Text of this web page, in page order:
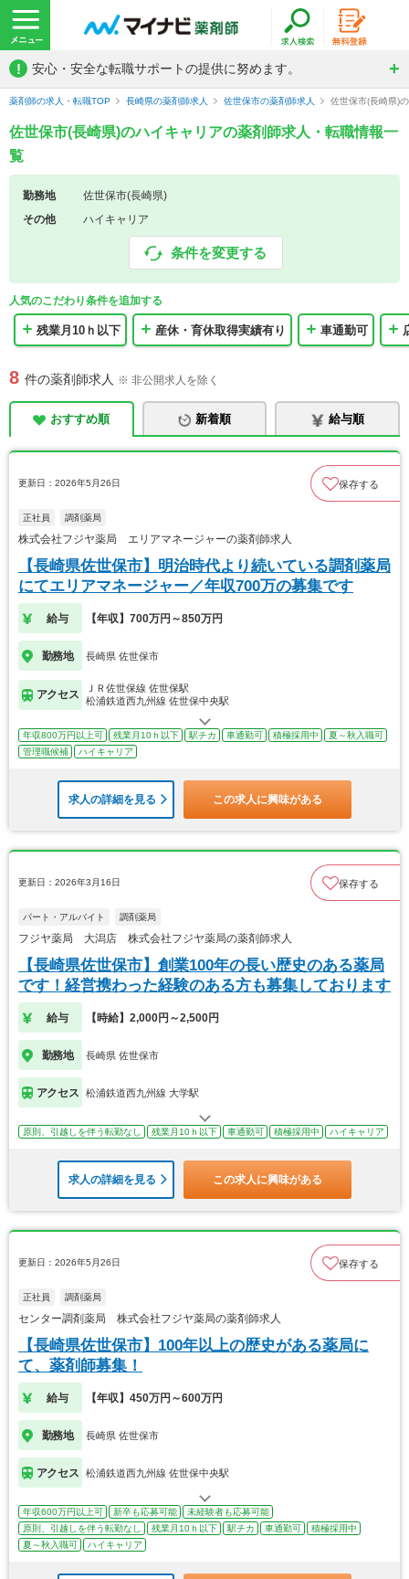
! 安心・安全な転職サポートの提供に努めます。
薬剤師の求人・転職TOP 長崎県の薬剤師求人 佐世保市の薬剤師求人 佐世保市(長崎県)
佐世保市(長崎県)のハイキャリアの薬剤師求人・転職情報一
覧
勤務地
佐世保市(長崎県)
その他
ハイキャリア
条件を変更する
人気のこだわり条件を追加する
残業月10ｈ以下 産休・育休取得実績有り 車通勤可
8 件の薬剤師求人 ※ 非公開求人を除く
おすすめ順 新着順 給与順
更新日：2026年5月26日 保存する
正社員 調剤薬局
株式会社フジヤ薬局 エリアマネージャーの薬剤師求人
【長崎県佐世保市】明治時代より続いている調剤薬局
にてエリアマネージャー／年収700万の募集です
給与 【年収】700万円～850万円
勤務地 長崎県 佐世保市
アクセス
ＪＲ佐世保線 佐世保駅
松浦鉄道西九州線 佐世保中央駅
年収800万円以上可 残業月10ｈ以下 駅チカ 車通勤可 積極採用中
夏～秋入職可
管理職候補
ハイキャリア
求人の詳細を見る この求人に興味がある
更新日：2026年3月16日 保存する
パート・アルバイト 調剤薬局
フジヤ薬局 大潟店 株式会社フジヤ薬局の薬剤師求人
【長崎県佐世保市】創業100年の長い歴史のある薬局
です！経営携わった経験のある方も募集しております
給与 【時給】2,000円～2,500円
勤務地 長崎県 佐世保市
アクセス 松浦鉄道西九州線 大学駅
原則、引越しを伴う転勤なし 残業月10ｈ以下 車通勤可 積極採用中 ハイキャリア
求人の詳細を見る この求人に興味がある
更新日：2026年5月26日 保存する
正社員 調剤薬局
センター調剤薬局 株式会社フジヤ薬局の薬剤師求人
【長崎県佐世保市】100年以上の歴史がある薬局に
て、薬剤師募集！
給与 【年収】450万円～600万円
勤務地 長崎県 佐世保市
アクセス 松浦鉄道西九州線 佐世保中央駅
年収600万円以上可 新卒も応募可能
未経験者も応募可能
原則、引越しを伴う転勤なし
残業月10ｈ以下 駅チカ 車通勤可
積極採用中
夏～秋入職可
ハイキャリア